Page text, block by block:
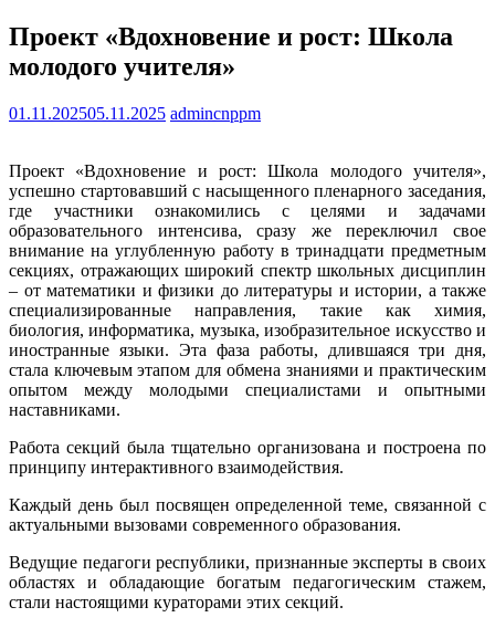
Проект «Вдохновение и рост: Школа
молодого учителя»
01.11.202505.11.2025 admincnppm
Проект «Вдохновение и рост: Школа молодого учителя»,
успешно стартовавший с насыщенного пленарного заседания,
где участники ознакомились с целями и задачами
образовательного интенсива, сразу же переключил свое
внимание на углубленную работу в тринадцати предметным
секциях, отражающих широкий спектр школьных дисциплин
– от математики и физики до литературы и истории, а также
специализированные направления, такие как химия,
биология, информатика, музыка, изобразительное искусство и
иностранные языки. Эта фаза работы, длившаяся три дня,
стала ключевым этапом для обмена знаниями и практическим
опытом между молодыми специалистами и опытными
наставниками.
Работа секций была тщательно организована и построена по
принципу интерактивного взаимодействия.
Каждый день был посвящен определенной теме, связанной с
актуальными вызовами современного образования.
Ведущие педагоги республики, признанные эксперты в своих
областях и обладающие богатым педагогическим стажем,
стали настоящими кураторами этих секций.